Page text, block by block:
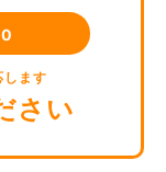
利用をお断り
除，ご利用状
請求するため
ます
さい